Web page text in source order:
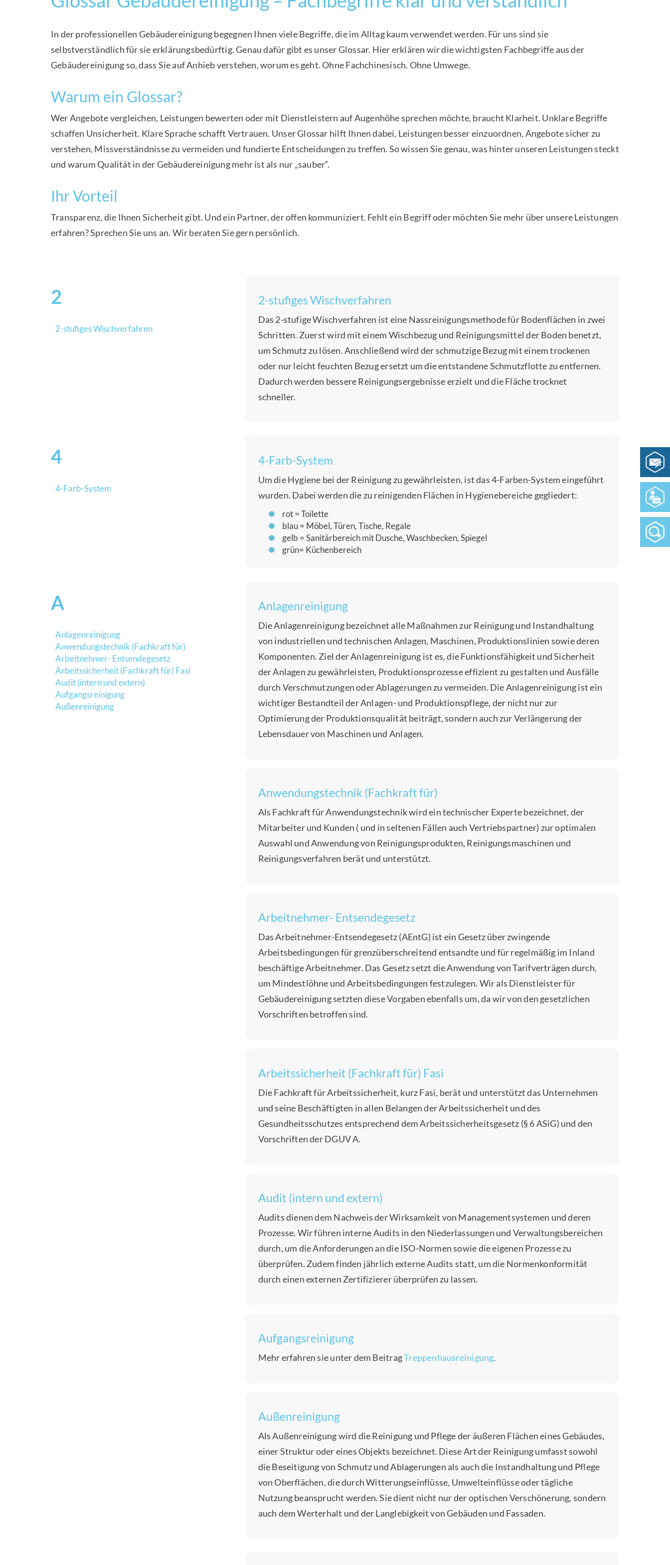
In der professionellen Gebäudereinigung begegnen Ihnen viele Begriffe, die im Alltag kaum verwendet werden. Für uns sind sie
selbstverständlich für sie erklärungsbedürftig. Genau dafür gibt es unser Glossar. Hier erklären wir die wichtigsten Fachbegriffe aus der
Gebäudereinigung so, dass Sie auf Anhieb verstehen, worum es geht. Ohne Fachchinesisch. Ohne Umwege.
Warum ein Glossar?
Wer Angebote vergleichen, Leistungen bewerten oder mit Dienstleistern auf Augenhöhe sprechen möchte, braucht Klarheit. Unklare Begriffe
schaffen Unsicherheit. Klare Sprache schafft Vertrauen. Unser Glossar hilft Ihnen dabei, Leistungen besser einzuordnen, Angebote sicher zu
verstehen, Missverständnisse zu vermeiden und fundierte Entscheidungen zu treffen. So wissen Sie genau, was hinter unseren Leistungen steckt
und warum Qualität in der Gebäudereinigung mehr ist als nur „sauber“.
Ihr Vorteil
Transparenz, die Ihnen Sicherheit gibt. Und ein Partner, der offen kommuniziert. Fehlt ein Begriff oder möchten Sie mehr über unsere Leistungen
erfahren? Sprechen Sie uns an. Wir beraten Sie gern persönlich.
2
2-stufiges Wischverfahren
2-stufiges Wischverfahren
Das 2-stufige Wischverfahren ist eine Nassreinigungsmethode für Bodenflächen in zwei
Schritten. Zuerst wird mit einem Wischbezug und Reinigungsmittel der Boden benetzt,
um Schmutz zu lösen. Anschließend wird der schmutzige Bezug mit einem trockenen
oder nur leicht feuchten Bezug ersetzt um die entstandene Schmutzflotte zu entfernen.
Dadurch werden bessere Reinigungsergebnisse erzielt und die Fläche trocknet
schneller.
4
4-Farb-System
4-Farb-System
Um die Hygiene bei der Reinigung zu gewährleisten, ist das 4-Farben-System eingeführt
wurden. Dabei werden die zu reinigenden Flächen in Hygienebereiche gegliedert:
rot = Toilette
blau = Möbel, Türen, Tische, Regale
gelb = Sanitärbereich mit Dusche, Waschbecken, Spiegel
grün= Küchenbereich
A
Anlagenreinigung
Anwendungstechnik (Fachkraft für)
Arbeitnehmer- Entsendegesetz
Arbeitssicherheit (Fachkraft für) Fasi
Audit (intern und extern)
Aufgangsreinigung
Außenreinigung
Anlagenreinigung
Die Anlagenreinigung bezeichnet alle Maßnahmen zur Reinigung und Instandhaltung
von industriellen und technischen Anlagen, Maschinen, Produktionslinien sowie deren
Komponenten. Ziel der Anlagenreinigung ist es, die Funktionsfähigkeit und Sicherheit
der Anlagen zu gewährleisten, Produktionsprozesse effizient zu gestalten und Ausfälle
durch Verschmutzungen oder Ablagerungen zu vermeiden. Die Anlagenreinigung ist ein
wichtiger Bestandteil der Anlagen- und Produktionspflege, der nicht nur zur
Optimierung der Produktionsqualität beiträgt, sondern auch zur Verlängerung der
Lebensdauer von Maschinen und Anlagen.
Anwendungstechnik (Fachkraft für)
Als Fachkraft für Anwendungstechnik wird ein technischer Experte bezeichnet, der
Mitarbeiter und Kunden ( und in seltenen Fällen auch Vertriebspartner) zur optimalen
Auswahl und Anwendung von Reinigungsprodukten, Reinigungsmaschinen und
Reinigungsverfahren berät und unterstützt.
Arbeitnehmer- Entsendegesetz
Das Arbeitnehmer-Entsendegesetz (AEntG) ist ein Gesetz über zwingende
Arbeitsbedingungen für grenzüberschreitend entsandte und für regelmäßig im Inland
beschäftige Arbeitnehmer. Das Gesetz setzt die Anwendung von Tarifverträgen durch,
um Mindestlöhne und Arbeitsbedingungen festzulegen. Wir als Dienstleister für
Gebäudereinigung setzten diese Vorgaben ebenfalls um, da wir von den gesetzlichen
Vorschriften betroffen sind.
Arbeitssicherheit (Fachkraft für) Fasi
Die Fachkraft für Arbeitssicherheit, kurz Fasi, berät und unterstützt das Unternehmen
und seine Beschäftigten in allen Belangen der Arbeitssicherheit und des
Gesundheitsschutzes entsprechend dem Arbeitssicherheitsgesetz (§ 6 ASiG) und den
Vorschriften der DGUV A.
Audit (intern und extern)
Audits dienen dem Nachweis der Wirksamkeit von Managementsystemen und deren
Prozesse. Wir führen interne Audits in den Niederlassungen und Verwaltungsbereichen
durch, um die Anforderungen an die ISO-Normen sowie die eigenen Prozesse zu
überprüfen. Zudem finden jährlich externe Audits statt, um die Normenkonformität
durch einen externen Zertifizierer überprüfen zu lassen.
Aufgangsreinigung
Mehr erfahren sie unter dem BeitragTreppenhausreinigung.
Außenreinigung
Als Außenreinigung wird die Reinigung und Pflege der äußeren Flächen eines Gebäudes,
einer Struktur oder eines Objekts bezeichnet. Diese Art der Reinigung umfasst sowohl
die Beseitigung von Schmutz und Ablagerungen als auch die Instandhaltung und Pflege
von Oberflächen, die durch Witterungseinflüsse, Umwelteinflüsse oder tägliche
Nutzung beansprucht werden. Sie dient nicht nur der optischen Verschönerung, sondern
auch dem Werterhalt und der Langlebigkeit von Gebäuden und Fassaden.